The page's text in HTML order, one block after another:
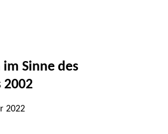
Sinne des
2002
2022